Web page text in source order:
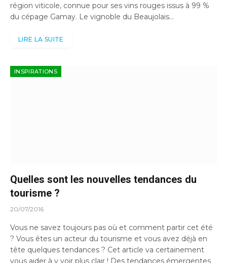
région viticole, connue pour ses vins rouges issus à 99 %
du cépage Gamay. Le vignoble du Beaujolais…
LIRE LA SUITE
INSPIRATIONS
Quelles sont les nouvelles tendances du
tourisme ?
20/07/2016
Vous ne savez toujours pas où et comment partir cet été
? Vous êtes un acteur du tourisme et vous avez déjà en
tête quelques tendances ? Cet article va certainement
vous aider à y voir plus clair ! Des tendances émergentes